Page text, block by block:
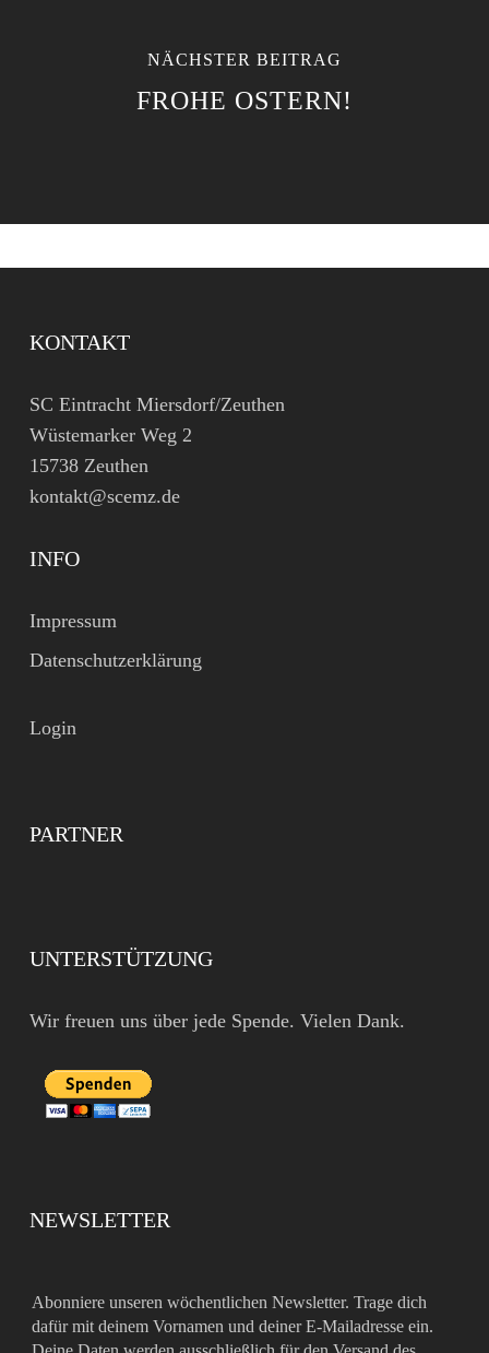
NÄCHSTER BEITRAG
FROHE OSTERN!
KONTAKT
SC Eintracht Miersdorf/Zeuthen
Wüstemarker Weg 2
15738 Zeuthen
kontakt@scemz.de
INFO
Impressum
Datenschutzerklärung
Login
PARTNER
UNTERSTÜTZUNG
Wir freuen uns über jede Spende. Vielen Dank.
NEWSLETTER
Abonniere unseren wöchentlichen Newsletter. Trage dich
dafür mit deinem Vornamen und deiner E-Mailadresse ein.